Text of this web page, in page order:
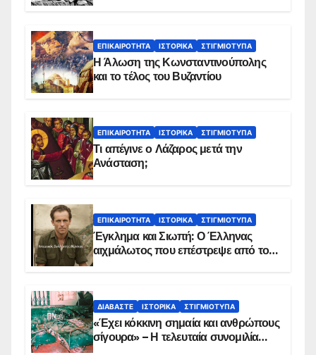
ΕΠΙΚΑΙΡΌΤΗΤΑ ΙΣΤΟΡΙΚΆ ΣΤΙΓΜΙΌΤΥΠΑ
Η Άλωση της Κωνσταντινούπολης
και το τέλος του Βυζαντίου
ΕΠΙΚΑΙΡΌΤΗΤΑ ΙΣΤΟΡΙΚΆ ΣΤΙΓΜΙΌΤΥΠΑ
Τι απέγινε ο Λάζαρος μετά την
Ανάσταση;
ΕΠΙΚΑΙΡΌΤΗΤΑ ΙΣΤΟΡΙΚΆ ΣΤΙΓΜΙΌΤΥΠΑ
Έγκλημα και Σιωπή: Ο Έλληνας
αιχμάλωτος που επέστρεψε από το
ΔΙΑΒΆΣΤΕ ΙΣΤΟΡΙΚΆ ΣΤΙΓΜΙΌΤΥΠΑ
«Έχει κόκκινη σημαία και ανθρώπους
σίγουρα» – Η τελευταία συνομιλία